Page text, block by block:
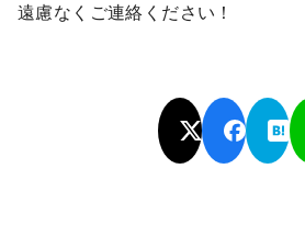
遠慮なくご連絡ください！